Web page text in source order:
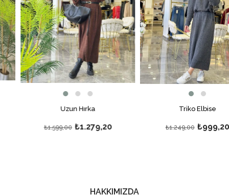
Uzun Hırka
₺1.279,20
₺1.599,00
Triko Elbise
₺999,20
₺1.249,00
HAKKIMIZDA